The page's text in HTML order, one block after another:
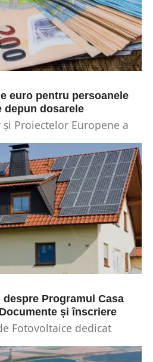
euro pentru persoanele
depun dosarele
Proiectelor Europene a
Programul Casa
și înscriere
Fotovoltaice dedicat